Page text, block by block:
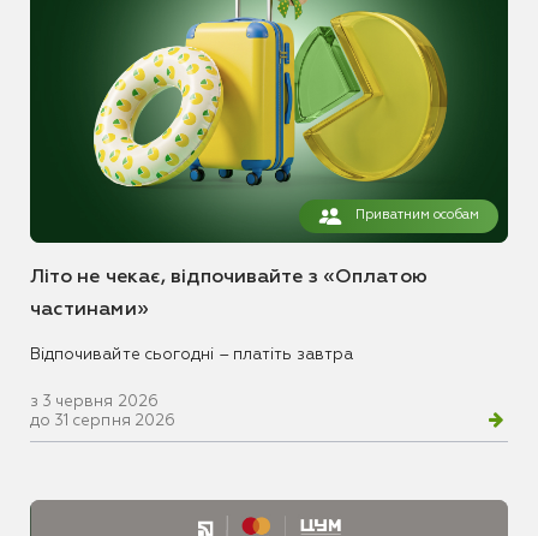
Приватним особам
Літо не чекає, відпочивайте з «Оплатою
частинами»
Відпочивайте сьогодні – платіть завтра
з 3 червня 2026
до 31 серпня 2026